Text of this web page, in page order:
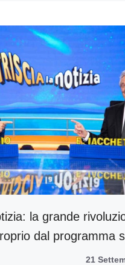
la grande
dal programma
21